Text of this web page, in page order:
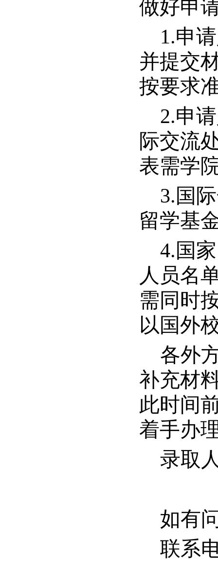
做好申
1.申
并提交
按要求
2.申
际交流
表需学
3.国
留学基
4.国
人员名
需同时
以国外
各外
补充材
此时间
着手办
录取
如有
联系